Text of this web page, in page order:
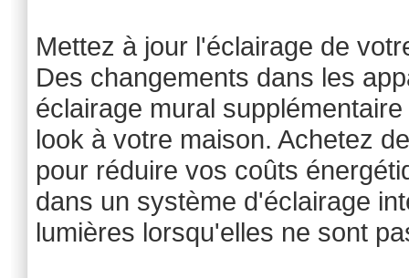
Mettez à jour l'éclairage de
Des changements dans les
éclairage mural
look à votre maison. Achetez
pour réduire vos coûts
dans un système d'éclairage
lumières lorsqu'elles ne sont